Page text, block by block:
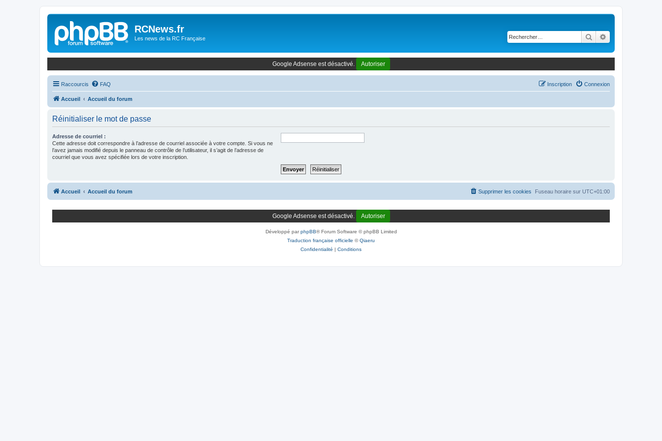
RCNews.fr
Les news de la RC Française Rechercher
Google Adsense est désactivé. Autoriser
Raccourcis FAQ Connexion
Inscription
Accueil Accueil du forum
Réinitialiser le mot de passe
Adresse de courriel :
Cette adresse doit correspondre à l’adresse de courriel associée à votre compte. Si vous ne
l’avez jamais modifié depuis le panneau de contrôle de l’utilisateur, il s’agit de l’adresse de
courriel que vous avez spécifiée lors de votre inscription.
Accueil Accueil du forum Fuseau horaire sur UTC+01:00
Supprimer les cookies
Google Adsense est désactivé. Autoriser
Développé parphpBB® Forum Software © phpBB Limited
Traduction française officielle ©Qiaeru
Confidentialité | Conditions